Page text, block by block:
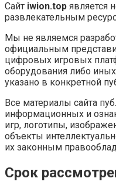
Сайт iwion.top является
развлекательным
Мы не являемся
официальным
цифровых игровых
оборудования либо
указано в конкретной
Все материалы сайта
информационных и
игр, логотипы,
объекты
их законным
Срок